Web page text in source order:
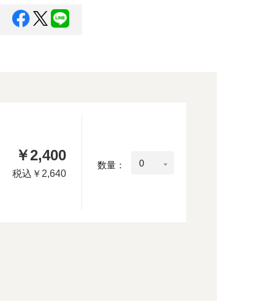
￥2,400
税込 ￥2,640
数量：